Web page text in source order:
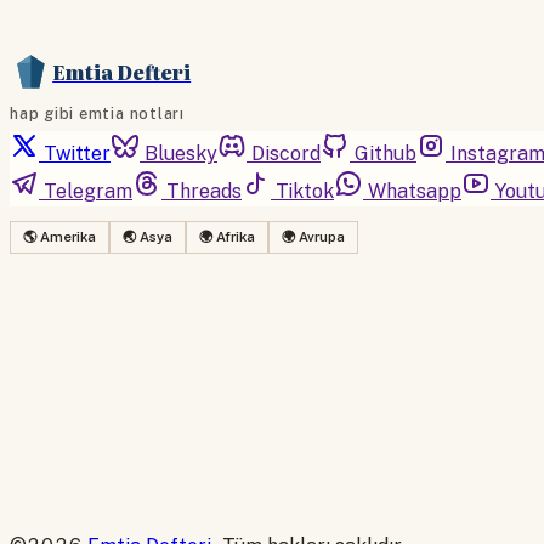
Emtia Defteri
hap gibi emtia notları
Twitter Bluesky Discord Github
Instagram
Telegram
Threads Tiktok Whatsapp
🌎 Amerika 🌏 Asya 🌍 Afrika 🌍 Avrupa